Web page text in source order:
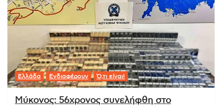
Ελλάδα Ενδιαφέρουν Ό,τι είναι!
Μύκονος: 56χρονος συνελήφθη στο